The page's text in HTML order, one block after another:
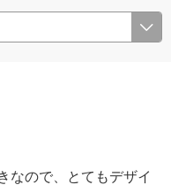
なので、とてもデザイ